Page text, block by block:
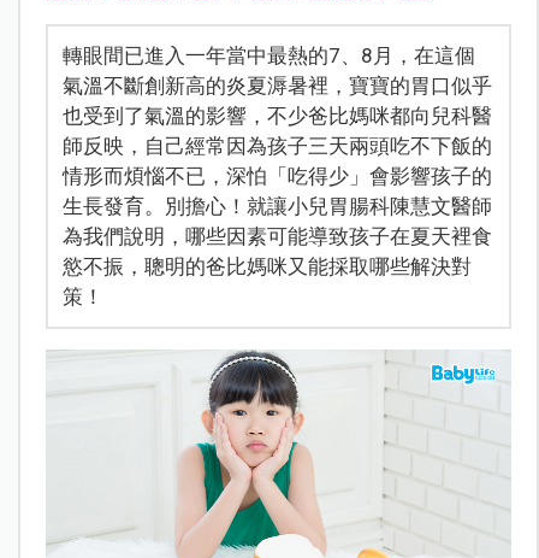
轉眼間已進入一年當中最熱的7、8月，在這個
氣溫不斷創新高的炎夏溽暑裡，寶寶的胃口似乎
也受到了氣溫的影響，不少爸比媽咪都向兒科醫
師反映，自己經常因為孩子三天兩頭吃不下飯的
情形而煩惱不已，深怕「吃得少」會影響孩子的
生長發育。別擔心！就讓小兒胃腸科陳慧文醫師
為我們說明，哪些因素可能導致孩子在夏天裡食
慾不振，聰明的爸比媽咪又能採取哪些解決對
策！